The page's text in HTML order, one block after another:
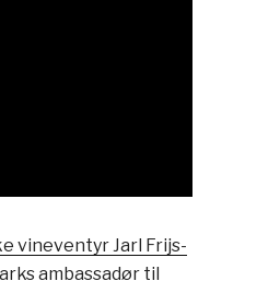
vineventyr Jarl Frijs-
ambassadør til